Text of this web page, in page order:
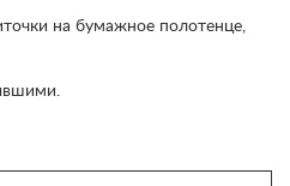
на бумажное полотенце,